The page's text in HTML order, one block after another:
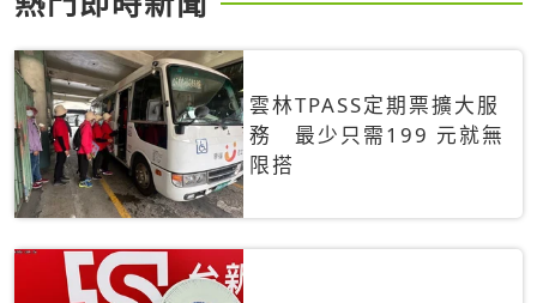
雲林TPASS定期票擴大服
務 最少只需199 元就無
限搭